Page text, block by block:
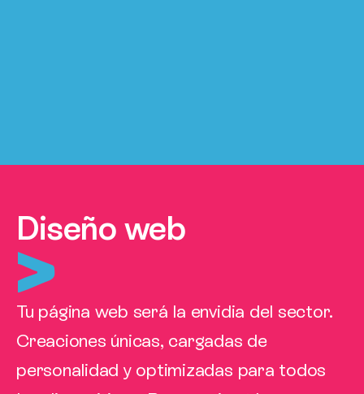
Diseño web
Tu página web será la envidia del sector.
Creaciones únicas, cargadas de
personalidad y optimizadas para todos